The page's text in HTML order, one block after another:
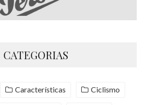
CATEGORIAS
Características Ciclismo